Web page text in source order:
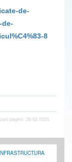
de-
de-
8
paginii: 26-02-2025